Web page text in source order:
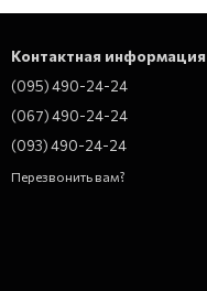
Контактная информация
(095) 490-24-24
(067) 490-24-24
(093) 490-24-24
Перезвонить вам?